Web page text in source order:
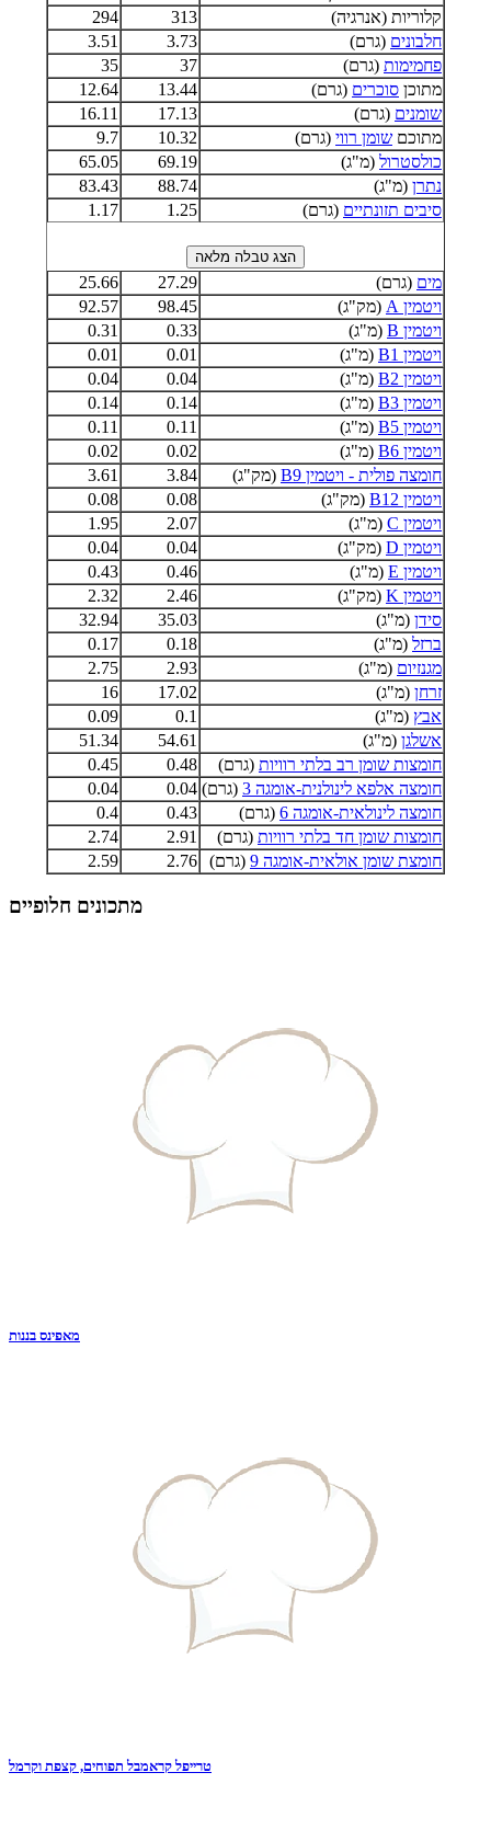
קלוריות (אנרגיה)
313
294
חלבונים (גרם) 3.73
3.51
פחמימות (גרם) 37
35
מתוכן סוכרים (גרם) 13.44
12.64
שומנים (גרם) 17.13
16.11
מתוכם שומן רווי (גרם) 10.32
9.7
כולסטרול (מ"ג) 69.19
65.05
נתרן (מ"ג) 88.74
83.43
סיבים תזונתיים (גרם) 1.25
1.17
מים (גרם) 27.29
25.66
ויטמין A
(מק"ג) 98.45
92.57
ויטמין B
(מ"ג) 0.33
0.31
ויטמין B1
(מ"ג) 0.01
0.01
ויטמין B2
(מ"ג) 0.04
0.04
ויטמין B3
(מ"ג) 0.14
0.14
ויטמין B5
(מ"ג) 0.11
0.11
ויטמין B6
(מ"ג) 0.02
0.02
חומצה פולית - ויטמין B9
(מק"ג) 3.84
3.61
ויטמין B12
(מק"ג) 0.08
0.08
ויטמין C
(מ"ג) 2.07
1.95
ויטמין D
(מק"ג) 0.04
0.04
ויטמין E
(מ"ג) 0.46
0.43
ויטמין K
(מק"ג) 2.46
2.32
סידן (מ"ג) 35.03
32.94
ברזל (מ"ג) 0.18
0.17
מגנזיום (מ"ג) 2.93
2.75
זרחן (מ"ג) 17.02
16
אבץ (מ"ג) 0.1
0.09
אשלגן (מ"ג) 54.61
51.34
חומצות שומן רב בלתי רוויות (גרם) 0.48
0.45
חומצה אלפא לינולנית-אומגה 3
(גרם) 0.04
0.04
חומצה לינולאית-אומגה 6
(גרם) 0.43
0.4
חומצות שומן חד בלתי רוויות (גרם) 2.91
2.74
חומצת שומן אולאית-אומגה 9
(גרם) 2.76
2.59
מתכונים חלופיים
מאפינס בננות
טרייפל קראמבל תפוחים, קצפת וקרמל